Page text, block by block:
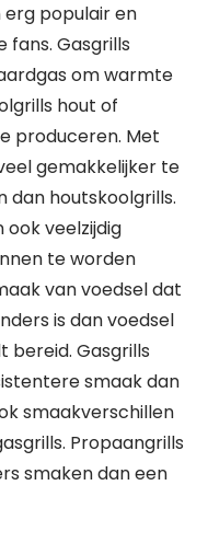
erg populair en
fans. Gasgrills
om warmte
hout of
produceren. Met
gemakkelijker te
dan houtskoolgrills.
ook veelzijdig
te worden
van voedsel dat
is dan voedsel
bereid. Gasgrills
smaak dan
smaakverschillen
Propaangrills
smaken dan een